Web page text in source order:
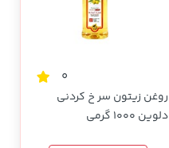
0
روغن زیتون سر خ کردنی
دلوین 1000 گرمی